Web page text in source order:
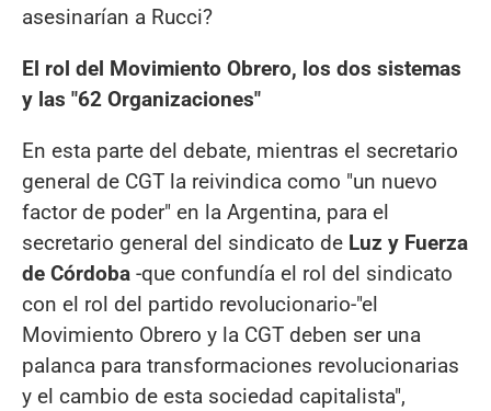
asesinarían a Rucci?
El rol del Movimiento Obrero, los dos sistemas
y las "62 Organizaciones"
En esta parte del debate, mientras el secretario
general de CGT la reivindica como "un nuevo
factor de poder" en la Argentina, para el
secretario general del sindicato de Luz y Fuerza
de Córdoba -que confundía el rol del sindicato
con el rol del partido revolucionario-"el
Movimiento Obrero y la CGT deben ser una
palanca para transformaciones revolucionarias
y el cambio de esta sociedad capitalista",